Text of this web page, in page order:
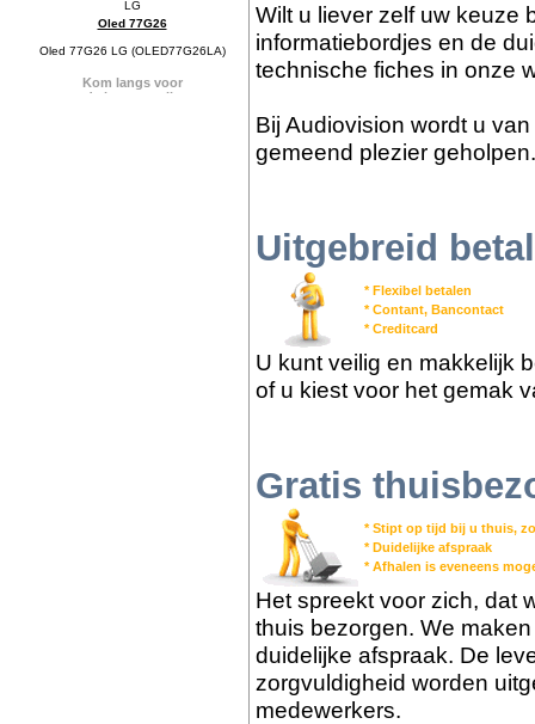
Oled 77G26
Oled 77G26 LG (OLED77G26LA)
Wilt u liever zelf uw keuze
informatiebordjes en de
technische fiches in onze
Bij Audiovision wordt u
gemeend plezier geholpen.
Uitgebreid
* Flexibel betalen
* Contant, Bancontact
* Creditcard
U kunt veilig en makkelijk
of u kiest voor het gemak
Gratis
* Stipt op tijd bij u thuis,
* Duidelijke afspraak
* Afhalen is eveneens
Het spreekt voor zich, dat
thuis bezorgen. We
duidelijke afspraak. De
zorgvuldigheid worden
medewerkers.